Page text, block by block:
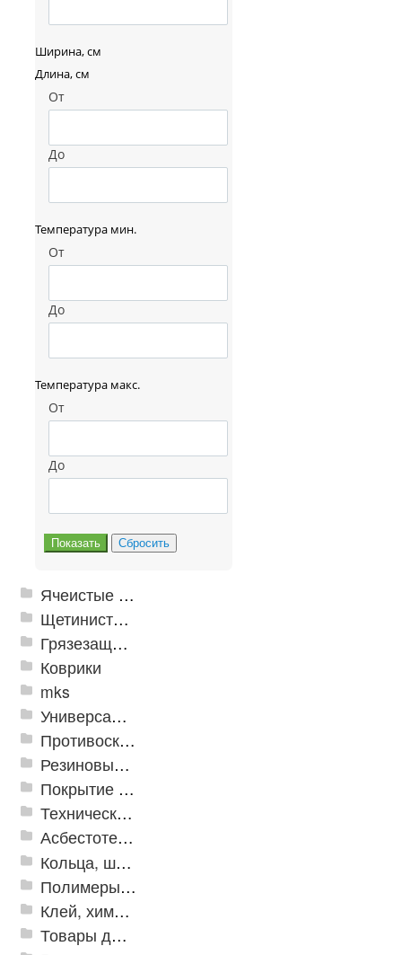
Ширина, см
Длина, см
От
До
Температура мин.
От
До
Температура макс.
От
До
Ячеистые грязезащитные покрытия
Щетинистые покрытия
Грязезащитные, влаговпитывающие покрытия
Коврики
mks
Универсальные модульные покрытия
Противоскользящая защита для лестниц, профили, ленты
Резиновые и ПВХ дорожки
Покрытие из резиновой крошки
Техническая резина
Асбестотехнические и теплоизоляционные материалы
Кольца, шайбы, манжеты
Полимеры и пластики
Клей, химия, сопутствующие товары
Товары для дома